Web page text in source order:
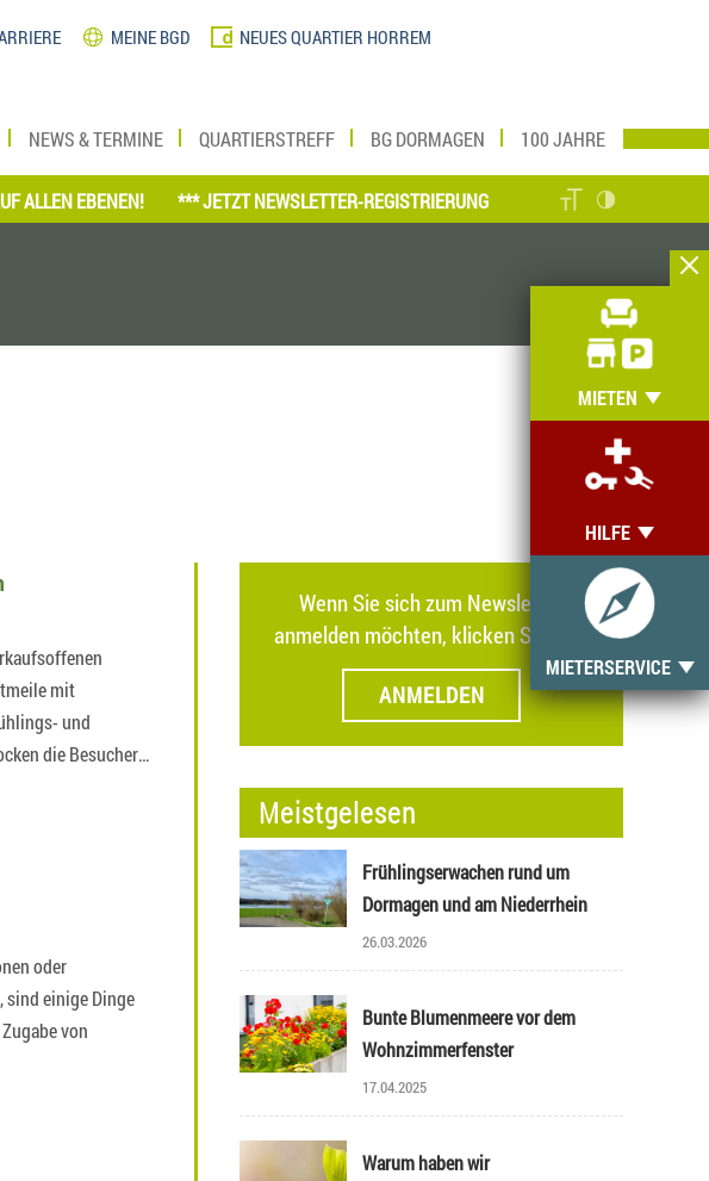
MIETEN
HILFE
MIETERSERVICE
MEINE BGD NEUES QUARTIER HORREM
NEWS & TERMINE QUARTIERSTREFF BG DORMAGEN 100 JAHRE
EBENEN! *** JETZT NEWSLETTER-REGISTRIERUNG VORNEHMEN UND MEIN ZUHAUSE
mit
und
die Besucher
oder
sind einige Dinge
von
Wenn Sie sich zum Newsletter
anmelden möchten, klicken Sie hier.
ANMELDEN
Meistgelesen
Frühlingserwachen rund um
Dormagen und am Niederrhein
26.03.2026
Bunte Blumenmeere vor dem
Wohnzimmerfenster
17.04.2025
Warum haben wir